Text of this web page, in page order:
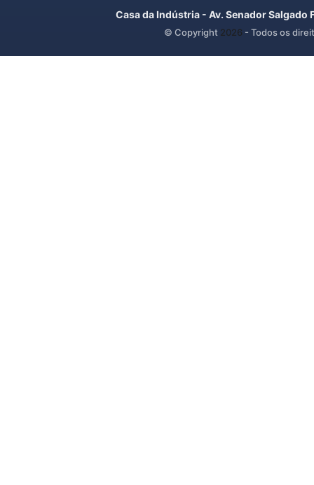
Casa da Indústria - Av. Senador
© Copyright 2026 - Todos os